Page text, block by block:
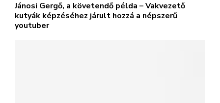
Jánosi Gergő, a követendő példa – Vakvezető
kutyák képzéséhez járult hozzá a népszerű
youtuber